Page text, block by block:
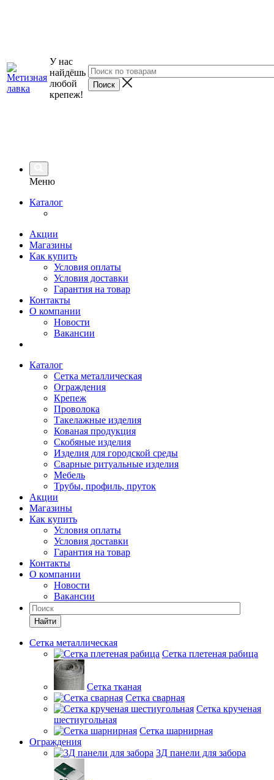
У нас
найдёшь
любой
крепеж!
Меню
Каталог
Акции
Магазины
Как купить
Условия оплаты
Условия доставки
Гарантия на товар
Контакты
О компании
Новости
Вакансии
Каталог
Сетка металлическая
Ограждения
Крепеж
Проволока
Такелажные изделия
Кованая продукция
Скобяные изделия
Изделия для городской среды
Сварные ритуальные изделия
Мебель
Трубы, профиль, пруток
Акции
Магазины
Как купить
Условия оплаты
Условия доставки
Гарантия на товар
Контакты
О компании
Новости
Вакансии
Найти
Сетка металлическая
Сетка плетеная рабица
Сетка тканая
Сетка сварная
Сетка крученая
шестиугольная
Сетка шарнирная
Ограждения
3Д панели для забора